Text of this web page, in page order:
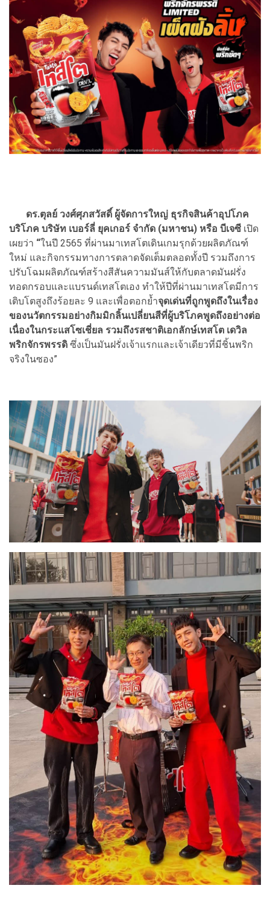
ดร.ตุลย์ วงศ์ศุภสวัสดิ์ ผู้จัดการใหญ่ ธุรกิจสินค้าอุปโภค
บริโภค บริษัท เบอร์ลี่ ยุคเกอร์ จำกัด (มหาชน) หรือ บีเจซี เปิด
เผยว่า “ในปี 2565 ที่ผ่านมาเทสโตเดินเกมรุกด้วยผลิตภัณฑ์
ใหม่ และกิจกรรมทางการตลาดจัดเต็มตลอดทั้งปี รวมถึงการ
ปรับโฉมผลิตภัณฑ์สร้างสีสันความมันส์ให้กับตลาดมันฝรั่ง
ทอดกรอบและแบรนด์เทสโตเอง ทำให้ปีที่ผ่านมาเทสโตมีการ
เติบโตสูงถึงร้อยละ 9 และเพื่อตอกย้ำจุดเด่นที่ถูกพูดถึงในเรื่อง
ของนวัตกรรมอย่างกิมมิกลิ้นเปลี่ยนสีที่ผู้บริโภคพูดถึงอย่างต่อ
เนื่องในกระแสโซเชี่ยล รวมถึงรสชาติเอกลักษ์เทสโต เดวิล
พริกจักรพรรดิ ซึ่งเป็นมันฝรั่งเจ้าแรกและเจ้าเดียวที่มีชิ้นพริก
จริงในซอง”